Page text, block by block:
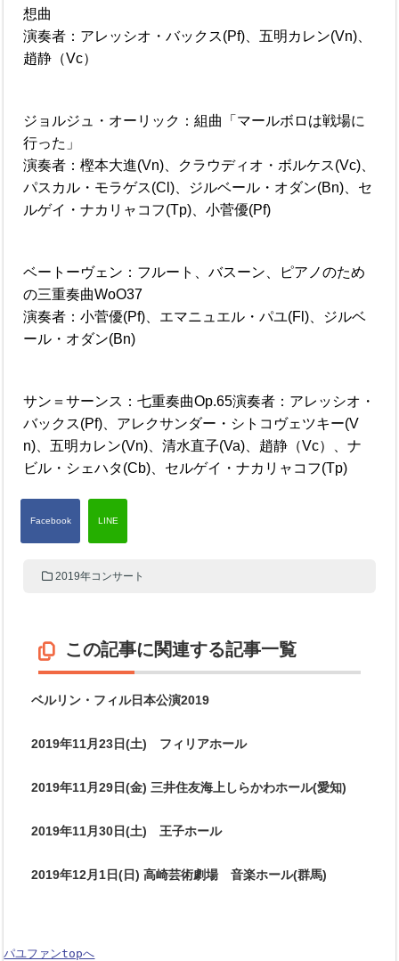
想曲
演奏者：アレッシオ・バックス(Pf)、五明カレン(Vn)、
趙静（Vc）
ジョルジュ・オーリック：組曲「マールボロは戦場に
行った」
演奏者：樫本大進(Vn)、クラウディオ・ボルケス(Vc)、
パスカル・モラゲス(Cl)、ジルベール・オダン(Bn)、セ
ルゲイ・ナカリャコフ(Tp)、小菅優(Pf)
ベートーヴェン：フルート、バスーン、ピアノのため
の三重奏曲WoO37
演奏者：小菅優(Pf)、エマニュエル・パユ(Fl)、ジルベ
ール・オダン(Bn)
サン＝サーンス：七重奏曲Op.65演奏者：アレッシオ・
バックス(Pf)、アレクサンダー・シトコヴェツキー(V
n)、五明カレン(Vn)、清水直子(Va)、趙静（Vc）、ナ
ビル・シェハタ(Cb)、セルゲイ・ナカリャコフ(Tp)
2019年コンサート
この記事に関連する記事一覧
ベルリン・フィル日本公演2019
2019年11月23日(土) フィリアホール
2019年11月29日(金) 三井住友海上しらかわホール(愛知)
2019年11月30日(土) 王子ホール
2019年12月1日(日) 高崎芸術劇場 音楽ホール(群馬)
パユファンtopへ